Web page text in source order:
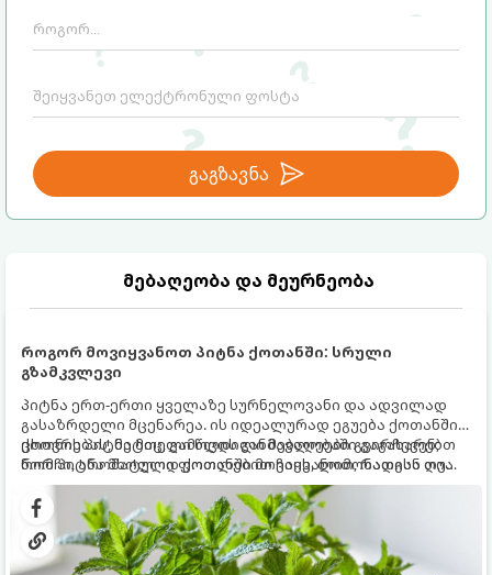
გაგზავნა
მებაღეობა და მეურნეობა
როგორ მოვიყვანოთ პიტნა ქოთანში: სრული
გზამკვლევი
პიტნა ერთ-ერთი ყველაზე სურნელოვანი და ადვილად
გასაზრდელი მცენარეა. ის იდეალურად ეგუება ქოთანში
ცხოვრებას, მეტიც, გამოცდილი მებაღეები გვირჩევენ,
რომ პიტნა მხოლოდ ქოთანში მოვიყვანოთ, რადგან ღია
გრუნტში (ბაღში) დარგვისას ის ფესვებით ძალიან
სწრაფად ვრცელდება და სხვა მცენარეებს ავიწროებს.
ქოთნის პიტნა მთელი წლის განმავლობაში გაგახარებთ
ნორჩი, არომატული ფოთლებით ჩაის, ლიმონათისა თუ
კერძებისთვის.